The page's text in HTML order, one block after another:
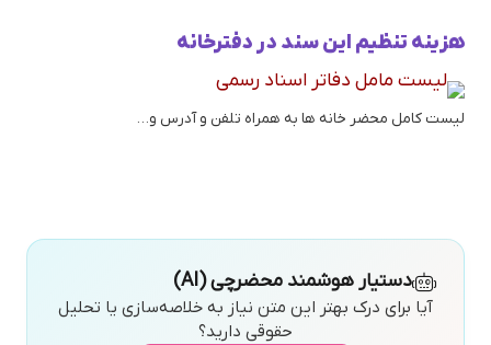
هزینه تنظیم این سند در دفترخانه
لیست کامل محضر خانه ها به همراه تلفن و آدرس و…
دستیار هوشمند محضرچی (AI)
آیا برای درک بهتر این متن نیاز به خلاصه‌سازی یا تحلیل
حقوقی دارید؟